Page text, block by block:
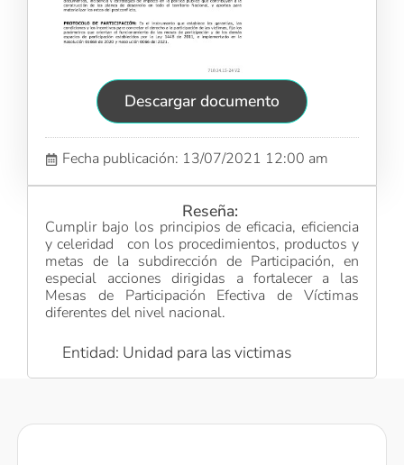
Descargar documento
Fecha publicación: 13/07/2021 12:00 am
Reseña:
Cumplir bajo los principios de eficacia, eficiencia
y celeridad con los procedimientos, productos y
metas de la subdirección de Participación, en
especial acciones dirigidas a fortalecer a las
Mesas de Participación Efectiva de Víctimas
diferentes del nivel nacional.
Entidad: Unidad para las victimas